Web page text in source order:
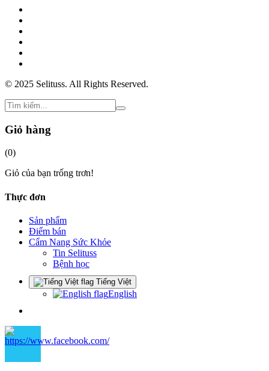
© 2025 Selituss. All Rights Reserved.
Giỏ hàng
(0)
Giỏ của bạn trống trơn!
Thực đơn
Sản phẩm
Điểm bán
Cẩm Nang Sức Khỏe
Tin Selituss
Bệnh học
Tiếng Việt
English